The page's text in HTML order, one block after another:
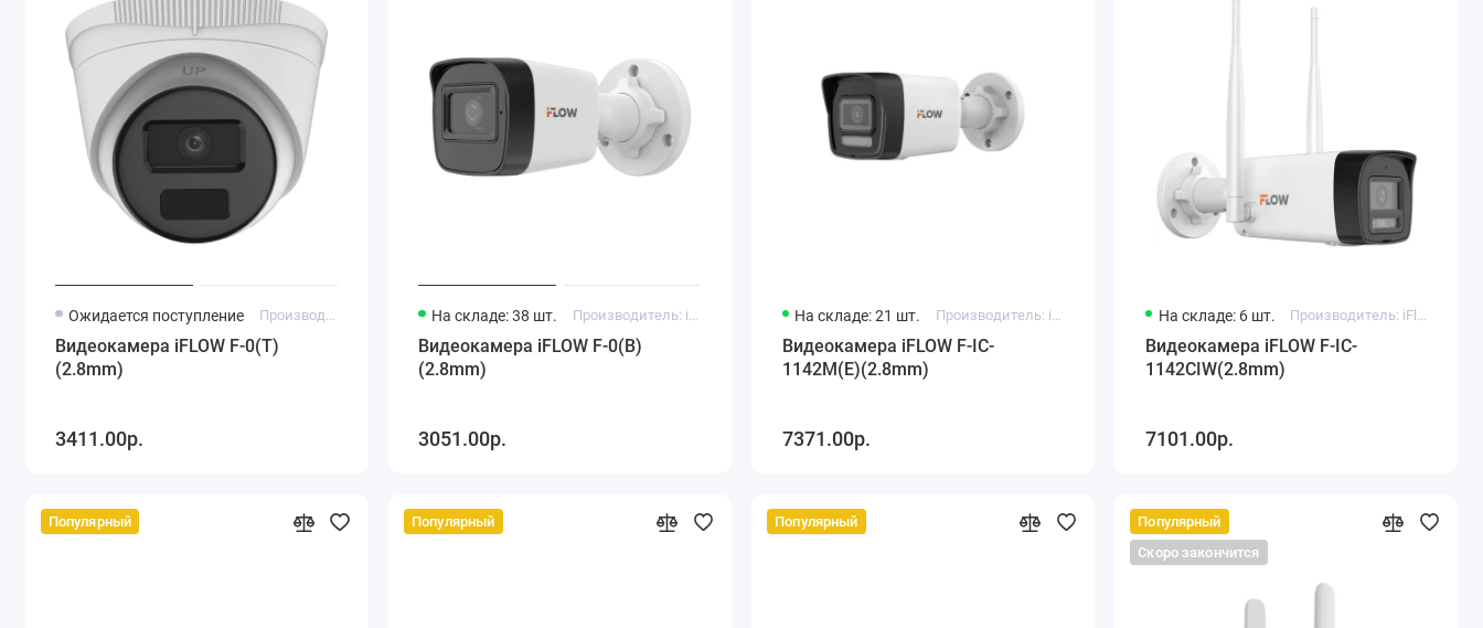
Ожидается поступление
Видеокамера iFLOW F-0(T)
(2.8mm)
3411.00р.
На складе: 38 шт.
Видеокамера iFLOW F-0(B)
(2.8mm)
3051.00р.
На складе: 21 шт.
Видеокамера iFLOW F-IC-
1142M(E)(2.8mm)
7371.00р.
На складе: 6 шт.
Видеокамера iFLOW F-IC-
1142CIW(2.8mm)
7101.00р.
Популярный Популярный Популярный
Популярный
Скоро закончится